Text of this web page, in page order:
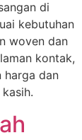
di
kebutuhan
woven dan
kontak,
harga dan
kasih.